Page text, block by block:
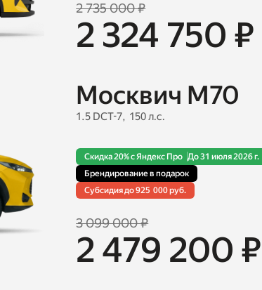
2 735 000 ₽
2 324 750 ₽
Москвич М70
1.5 DCT-7, 150 л.с.
3 099 000 ₽
2 479 200 ₽
Скидка 20% с Яндекс Про До 31 июля 2026 г.
Брендирование в подарок
Cубсидия до 925 000 руб.